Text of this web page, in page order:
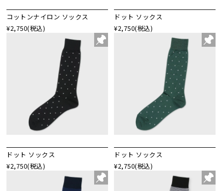
コットンナイロン ソックス
¥2,750(税込)
ドット ソックス
¥2,750(税込)
ドット ソックス
¥2,750(税込)
ドット ソックス
¥2,750(税込)